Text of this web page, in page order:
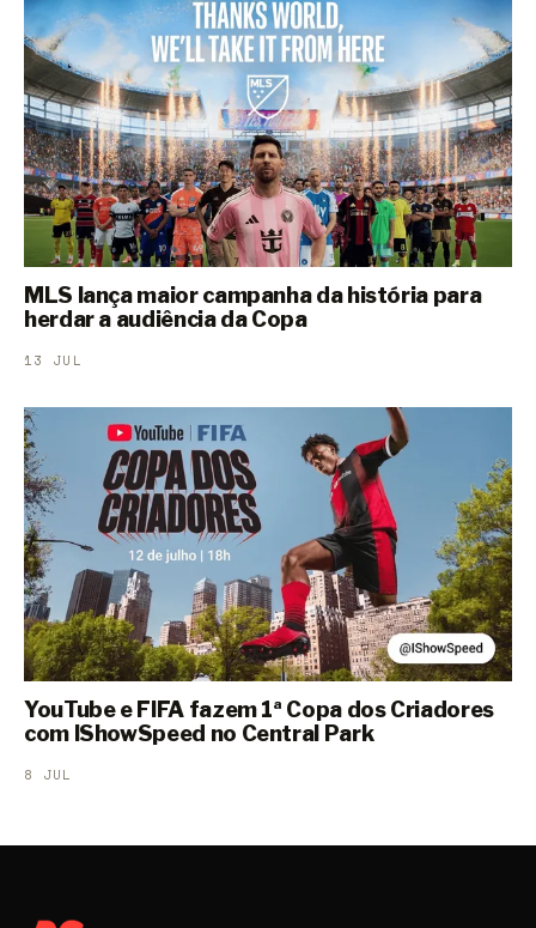
MLS lança maior campanha da história para
herdar a audiência da Copa
13 JUL
YouTube e FIFA fazem 1ª Copa dos Criadores
com IShowSpeed no Central Park
8 JUL